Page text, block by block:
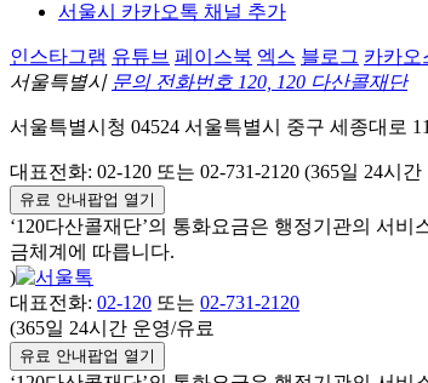
서울시 카카오톡 채널 추가
인스타그램 유튜브 페이스북 엑스 블로그 카카오
서울특별시 문의 전화번호 120, 120 다산콜재단
서울특별시청 04524 서울특별시 중구 세종대로
대표전화: 02-120 또는 02-731-2120 (365일 24시
유료 안내팝업 열기
‘120다산콜재단’의 통화요금은 행정기관의 서비
금체계에 따릅니다.
)
대표전화: 02-120 또는 02-731-2120
(365일 24시간 운영/유료
유료 안내팝업 열기